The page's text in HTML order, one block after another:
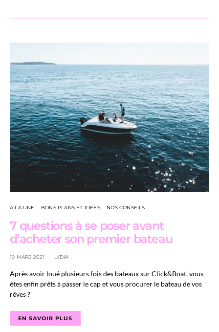
A LA UNE BONS PLANS ET IDÉES NOS CONSEILS
7 questions à se poser avant
d’acheter son premier bateau
19 MARS 2021 LYDIA
Après avoir loué plusieurs fois des bateaux sur Click&Boat, vous
êtes enfin prêts à passer le cap et vous procurer le bateau de vos
rêves ?
EN SAVOIR PLUS